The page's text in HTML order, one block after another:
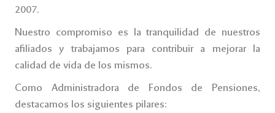
2007.
Nuestro compromiso es la tranquilidad de nuestros
afiliados y trabajamos para contribuir a mejorar la
calidad de vida de los mismos.
Como Administradora de Fondos de Pensiones,
destacamos los siguientes pilares: